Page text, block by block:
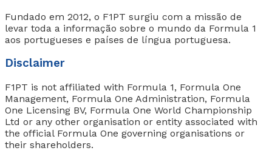
Fundado em 2012, o F1PT surgiu com a missão de
levar toda a informação sobre o mundo da Formula 1
aos portugueses e países de língua portuguesa.
Disclaimer
F1PT is not affiliated with Formula 1, Formula One
Management, Formula One Administration, Formula
One Licensing BV, Formula One World Championship
Ltd or any other organisation or entity associated with
the official Formula One governing organisations or
their shareholders.